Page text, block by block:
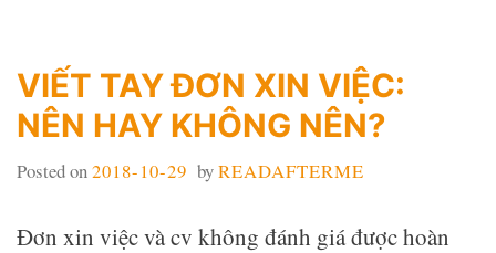
VIẾT TAY ĐƠN XIN VIỆC:
NÊN HAY KHÔNG NÊN?
Posted on2018-10-29 byREADAFTERME
Đơn xin việc và cv không đánh giá được hoàn